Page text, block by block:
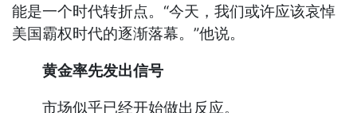
能是一个时代转折点。“今天，我们或许应该哀悼
美国霸权时代的逐渐落幕。”他说。
黄金率先发出信号
市场似乎已经开始做出反应。